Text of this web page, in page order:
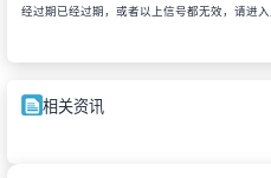
经过期已经过期，或者以上信号都无效，请进入
相关资讯